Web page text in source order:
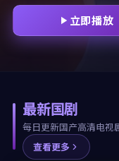
精良。国剧大全整理
视剧大全集服务，无
立即播放
最新国剧
每日更新国产高清电视
查看更多